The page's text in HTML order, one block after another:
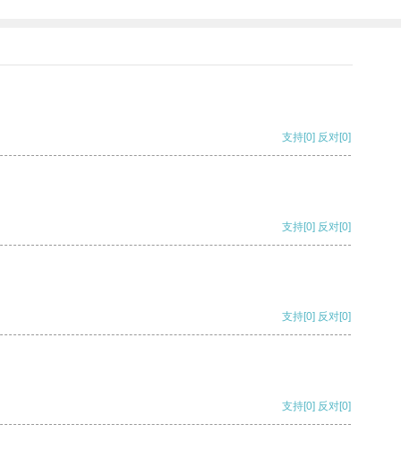
支持[0] 反对[0]
支持[0] 反对[0]
支持[0] 反对[0]
支持[0] 反对[0]